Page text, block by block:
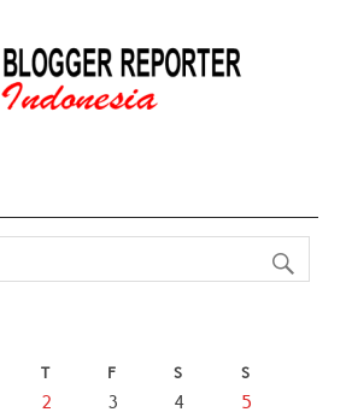
T F S S
2 3 4
5